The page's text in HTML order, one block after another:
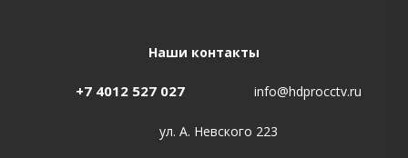
Наши контакты
+7 4012 527 027 info@hdprocctv.ru
ул. А. Невского 223